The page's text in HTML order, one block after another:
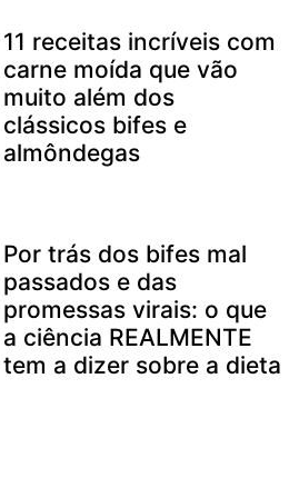
11 receitas incríveis com
carne moída que vão
muito além dos
clássicos bifes e
almôndegas
Por trás dos bifes mal
passados e das
promessas virais: o que
a ciência REALMENTE
tem a dizer sobre a dieta